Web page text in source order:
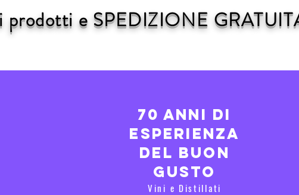
prodotti e SPEDIZIONE
70 anni di
esperienza
del buon
gusto
Vini e Distillati